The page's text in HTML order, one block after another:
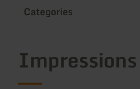
Categories
Impressions